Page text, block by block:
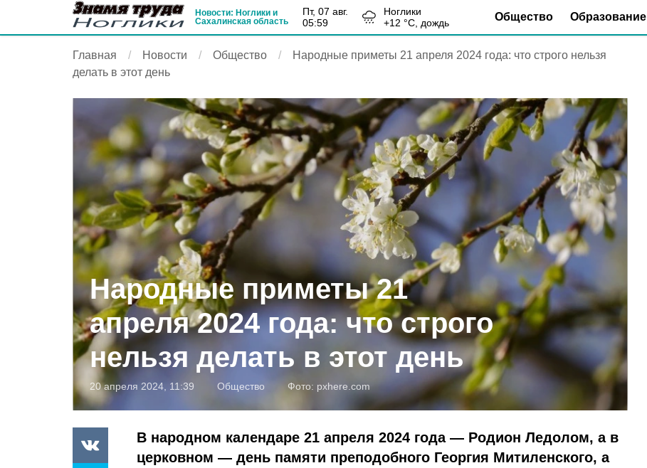
Новости: Ноглики и
Сахалинская область
пт, 07 авг.
05:59
Ноглики
+12 °С, дождь Общество Образование
Главная Новости Общество
Народные приметы 21 апреля 2024 года: что строго нельзя
делать в этот день
Народные приметы 21
апреля 2024 года: что строго
нельзя делать в этот день
20 апреля 2024, 11:39 Общество Фото: pxhere.com
В народном календаре 21 апреля 2024 года — Родион Ледолом, а в
церковном — день памяти преподобного Георгия Митиленского, а